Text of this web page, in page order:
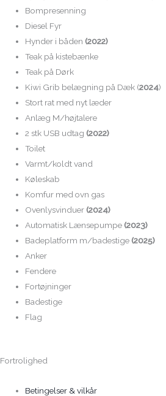
Bompresenning
Diesel Fyr
Hynder i båden (2022)
Teak på kistebænke
Teak på Dørk
Kiwi Grib belægning på Dæk (2024)
Stort rat med nyt læder
Anlæg M/højtalere
2 stk USB udtag (2022)
Toilet
Varmt/koldt vand
Køleskab
Komfur med ovn gas
Ovenlysvinduer (2024)
Automatisk Lænsepumpe (2023)
Badeplatform m/badestige (2025)
Anker
Fendere
Fortøjninger
Badestige
Flag
Fortrolighed
Betingelser & vilkår